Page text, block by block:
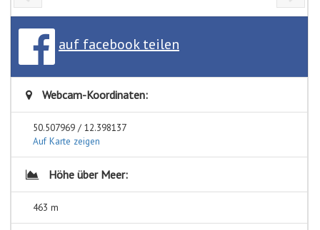
auf facebook teilen
Webcam-Koordinaten:
50.507969 / 12.398137
Auf Karte zeigen
Höhe über Meer:
463 m